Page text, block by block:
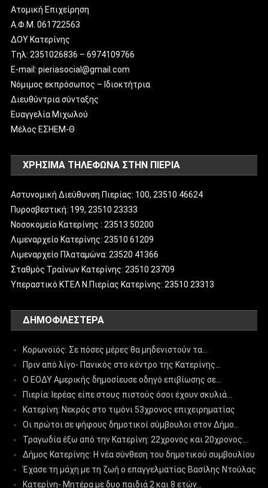
Ατομική Επιχείρηση
Α.Φ.Μ. 061722563
ΔΟΥ Κατερίνης
Tηλ: 2351026836 – 6974109766
E-mail: pieriasocial@gmail.com
Νόμιμος εκπρόσωπος – Ιδιοκτήτρια
Διευθύντρια σύνταξης
Ευαγγελία Μιχωλού
Μέλος ΕΣΗΕΜ-Θ
ΧΡΗΣΙΜΑ ΤΗΛΕΦΩΝΑ ΣΤΗΝ ΠΙΕΡΙΑ
Αστυνομική Διεύθυνση Πιερίας: 100, 23510 46624
Πυροσβεστική: 199, 23510 23333
Νοσοκομείο Κατερίνης : 23513 50200
Λιμεναρχείο Κατερίνης: 23510 61209
Λιμεναρχείο Πλαταμώνα: 23520 41366
Σταθμός Τραίνων Κατερίνης: 23510 23709
Υπεραστικό ΚΤΕΛ Ν.Πιερίας Κατερίνης: 23510 23313
ΔΗΜΟΦΙΛΈΣΤΕΡΑ
Κορωνοϊός: Σε πόσες μέρες θα μηδενιστούν τα…
Πριν από λίγο- Πανικός στο κέντρο της Κατερίνης…
Ο ΕΟΔΥ Αμερικής δημοσίευσε οδηγό επιβίωσης σε…
Πιερία: Ιερέας είπε στους πιστούς όσοι έχουν σκυλιά…
Κατερίνη: Νεκρός στο τιμόνι 53χρονος επιχειρηματίας
Οι πρώτοι σε ψήφους δημοτικοί σύμβουλοι στον Δήμο…
Τραγωδία έξω από την Κατερίνη: 22χρονος και 20χρονος…
Δήμος Κατερίνης: Η νέα σύνθεση του δημοτικού συμβουλίου
Έχασε τη μάχη με τη ζωή ο επαγγελματίας Βασίλης Ντούλας
Κατερίνη- Μητέρα με δυο παιδιά 2 και 8 ετών…